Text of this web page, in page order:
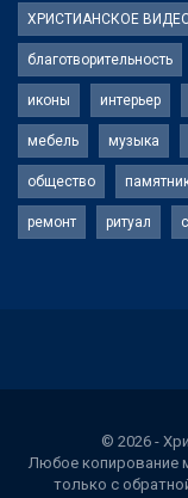
ХРИСТИАНСКОЕ
благотворительность
иконы интерьер
мебель музыка
общество
ремонт ритуал
© 2026 -
Любое копирование
только с